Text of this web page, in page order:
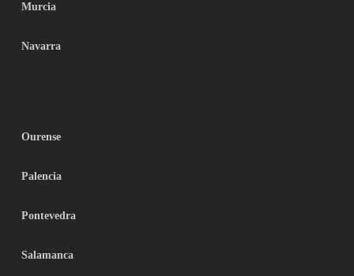
Murcia
Navarra
Ourense
Palencia
Pontevedra
Salamanca